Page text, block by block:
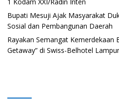
Bupati Mesuji Ajak Masyarakat
Sosial dan Pembangunan Daerah
Rayakan Semangat Kemerdekaan
Getaway” di Swiss-Belhotel